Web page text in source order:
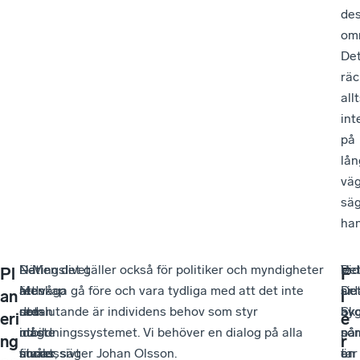
på
Pl
an
eri
ng
Det
redskap
som
nu
successivt
–
Men
det
måste
finnas
Näringslivet
är
redan
idag
starkt
– Men det gäller också för politiker och myndigheter
att våga gå före och vara tydliga med att det inte
uteslutande är individens behov som styr
utbildningssystemet. Vi behöver en dialog på alla
nivåer, säger Johan Olsson.
F
l
e
r
Vid
av
är
–
på
en
är
tar